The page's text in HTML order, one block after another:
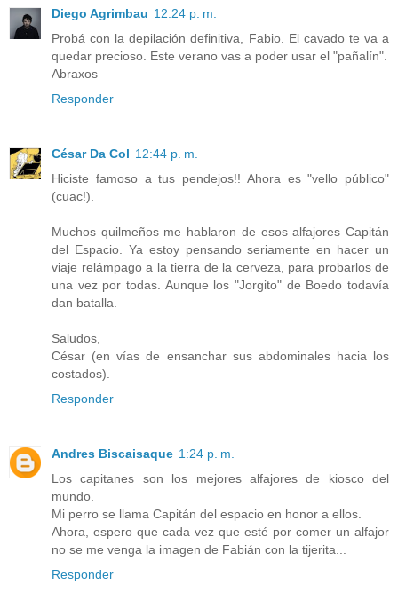
Diego Agrimbau 12:24 p. m.
Probá con la depilación definitiva, Fabio. El cavado te va a
quedar precioso. Este verano vas a poder usar el "pañalín".
Abraxos
Responder
César Da Col 12:44 p. m.
Hiciste famoso a tus pendejos!! Ahora es "vello público"
(cuac!).
Muchos quilmeños me hablaron de esos alfajores Capitán
del Espacio. Ya estoy pensando seriamente en hacer un
viaje relámpago a la tierra de la cerveza, para probarlos de
una vez por todas. Aunque los "Jorgito" de Boedo todavía
dan batalla.
Saludos,
César (en vías de ensanchar sus abdominales hacia los
costados).
Responder
Andres Biscaisaque 1:24 p. m.
Los capitanes son los mejores alfajores de kiosco del
mundo.
Mi perro se llama Capitán del espacio en honor a ellos.
Ahora, espero que cada vez que esté por comer un alfajor
no se me venga la imagen de Fabián con la tijerita...
Responder